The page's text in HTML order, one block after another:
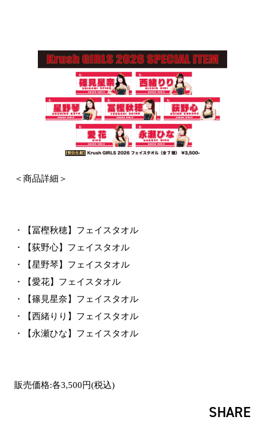
＜商品詳細＞
・【冨樫秋穂】フェイスタオル
・【荻野心】フェイスタオル
・【星野琴】フェイスタオル
・【愛花】フェイスタオル
・【篠見星奈】フェイスタオル
・【西緒りり】フェイスタオル
・【永瀬ひな】フェイスタオル
販売価格:各3,500円(税込)
SHARE